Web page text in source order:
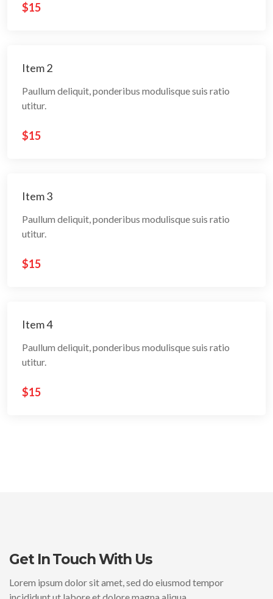
$15
Item 2
Paullum deliquit, ponderibus modulisque suis ratio
utitur.
$15
Item 3
Paullum deliquit, ponderibus modulisque suis ratio
utitur.
$15
Item 4
Paullum deliquit, ponderibus modulisque suis ratio
utitur.
$15
Item 2
Item 2
Item 2
Get In Touch With Us
Lorem ipsum dolor sit amet, sed do eiusmod tempor